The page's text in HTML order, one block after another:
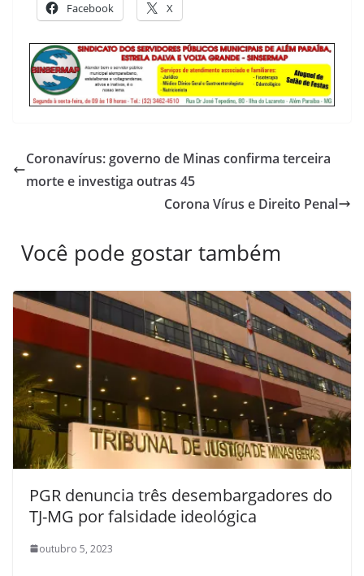
Facebook X
Coronavírus: governo de Minas confirma terceira
morte e investiga outras 45
Corona Vírus e Direito Penal
Você pode gostar também
PGR denuncia três desembargadores do
TJ-MG por falsidade ideológica
outubro 5, 2023